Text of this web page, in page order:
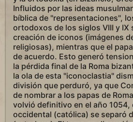
Influidos por las ideas
bíblica de "representaciones",
ortodoxos de los siglos VIII y IX
creación de iconos (imágenes
religiosas), mientras que el
de acuerdo. Esto generó
la pérdida final de la Roma
la ola de esta "iconoclastia"
división que perduró, ya que
de nombrar a los papas de
volvió definitivo en el año 1054,
occidental (católica) se separó